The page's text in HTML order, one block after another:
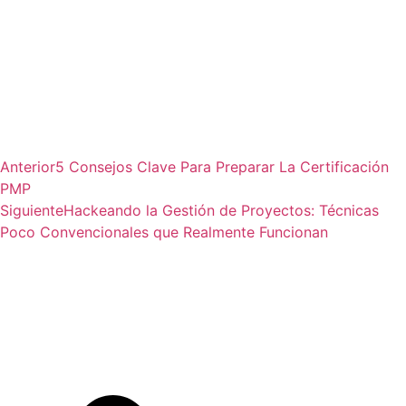
Anterior5 Consejos Clave Para Preparar La Certificación
PMP
SiguienteHackeando la Gestión de Proyectos: Técnicas
Poco Convencionales que Realmente Funcionan